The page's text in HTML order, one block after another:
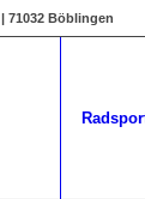
71032 Böblingen